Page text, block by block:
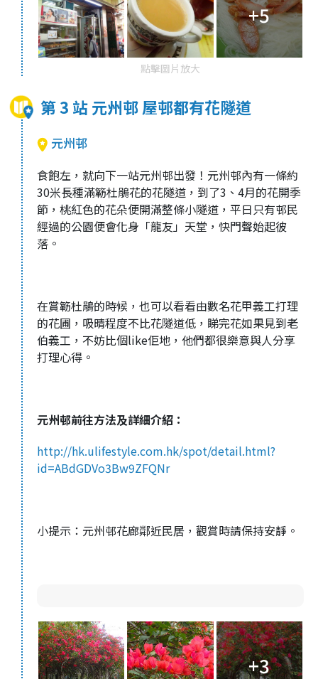
+5
點擊圖片放大
第 3 站 元州邨 屋邨都有花隧道
元州邨
食飽左，就向下一站元州邨出發！元州邨內有一條約
30米長種滿簕杜鵑花的花隧道，到了3、4月的花開季
節，桃紅色的花朵便開滿整條小隧道，平日只有邨民
經過的公園便會化身「龍友」天堂，快門聲始起彼
落。
在賞簕杜鵑的時候，也可以看看由數名花甲義工打理
的花圃，吸晴程度不比花隧道低，睇完花如果見到老
伯義工，不妨比個like佢地，他們都很樂意與人分享
打理心得。
元州邨前往方法及詳細介紹：
http://hk.ulifestyle.com.hk/spot/detail.html?
id=ABdGDVo3Bw9ZFQNr
小提示：元州邨花廊鄰近民居，觀賞時請保持安靜。
+3